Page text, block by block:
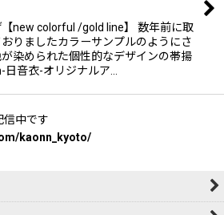
new colorful /gold line】 数年前に取
おりましたカラーサンプルのようにさ
染められた個性的なデザインの帯揚
日音衣-オリジナルア…
中です
kaonn_kyoto/